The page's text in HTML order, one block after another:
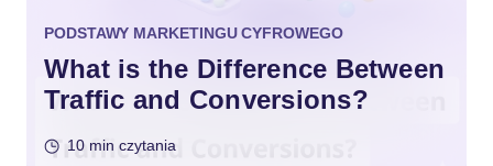
PODSTAWY MARKETINGU CYFROWEGO
What is the Difference Between
Traffic and Conversions?
10 min czytania